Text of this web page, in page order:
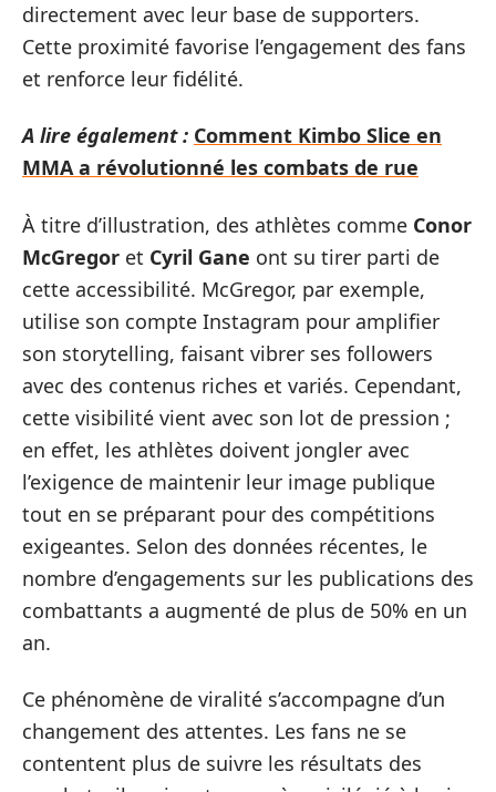
directement avec leur base de supporters.
Cette proximité favorise l’engagement des fans
et renforce leur fidélité.
A lire également : Comment Kimbo Slice en
MMA a révolutionné les combats de rue
À titre d’illustration, des athlètes comme Conor
McGregor et Cyril Gane ont su tirer parti de
cette accessibilité. McGregor, par exemple,
utilise son compte Instagram pour amplifier
son storytelling, faisant vibrer ses followers
avec des contenus riches et variés. Cependant,
cette visibilité vient avec son lot de pression ;
en effet, les athlètes doivent jongler avec
l’exigence de maintenir leur image publique
tout en se préparant pour des compétitions
exigeantes. Selon des données récentes, le
nombre d’engagements sur les publications des
combattants a augmenté de plus de 50% en un
an.
Ce phénomène de viralité s’accompagne d’un
changement des attentes. Les fans ne se
contentent plus de suivre les résultats des